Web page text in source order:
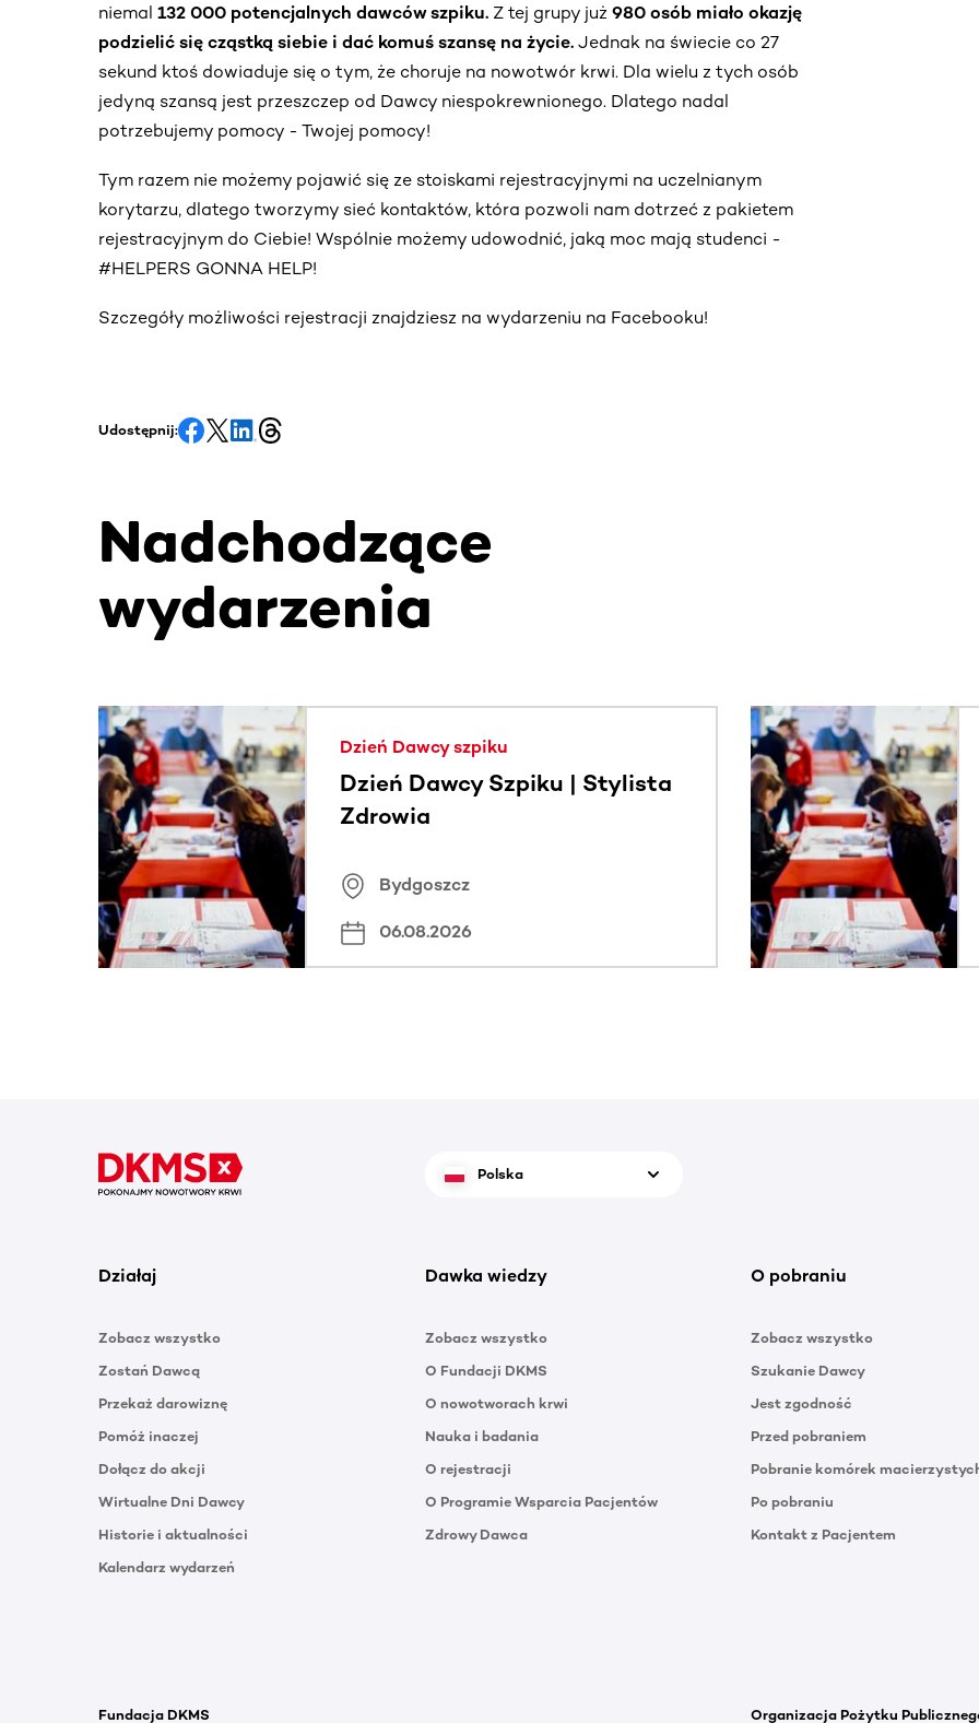
niemal 132 000 potencjalnych dawców szpiku. Z tej grupy już 980 osób miało okazję
podzielić się cząstką siebie i dać komuś szansę na życie. Jednak na świecie co 27
sekund ktoś dowiaduje się o tym, że choruje na nowotwór krwi. Dla wielu z tych osób
jedyną szansą jest przeszczep od Dawcy niespokrewnionego. Dlatego nadal
potrzebujemy pomocy - Twojej pomocy!
Tym razem nie możemy pojawić się ze stoiskami rejestracyjnymi na uczelnianym
korytarzu, dlatego tworzymy sieć kontaktów, która pozwoli nam dotrzeć z pakietem
rejestracyjnym do Ciebie! Wspólnie możemy udowodnić, jaką moc mają studenci -
#HELPERS GONNA HELP!
Szczegóły możliwości rejestracji znajdziesz na wydarzeniu na Facebooku!
Udostępnij:
Nadchodzące
wydarzenia
Ta sekcja zawiera treści przewijane w poziomie. Użyj klawisza Tab lub przesuń palcem, aby zobaczyć
Dzień Dawcy szpiku
Dzień Dawcy Szpiku | Stylista
Zdrowia
Bydgoszcz
06.08.2026
Polska
Działaj
Zobacz wszystko
Zostań Dawcą
Przekaż darowiznę
Pomóż inaczej
Dołącz do akcji
Wirtualne Dni Dawcy
Historie i aktualności
Kalendarz wydarzeń
Dawka wiedzy
Zobacz wszystko
O Fundacji DKMS
O nowotworach krwi
Nauka i badania
O rejestracji
O Programie Wsparcia Pacjentów
Zdrowy Dawca
O pobraniu
Zobacz wszystko
Szukanie Dawcy
Jest zgodność
Przed pobraniem
Pobranie komórek
Po pobraniu
Kontakt z Pacjentem
Fundacja DKMS Organizacja Pożytku